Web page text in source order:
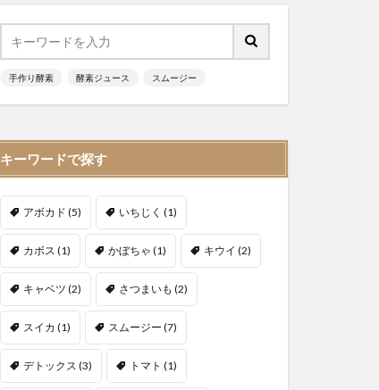
手作り酵素 酵素ジュース スムージー
キーワードで探す
アボカド (5) いちじく (1)
カボス (1) かぼちゃ (1) キウイ (2)
キャベツ (2) さつまいも (2)
スイカ (1) スムージー (7)
デトックス (3) トマト (1)